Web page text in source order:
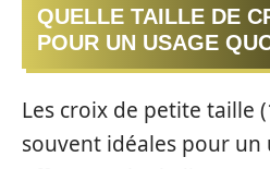
QUELLE TAILLE DE
POUR UN USAGE
Les croix de petite taille
souvent idéales pour